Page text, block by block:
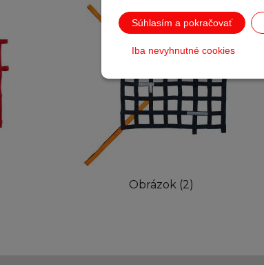
Súhlasím a pokračovať
Iba nevyhnutné cookies
Obrázok (2)